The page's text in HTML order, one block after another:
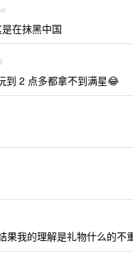
在抹黑中国
到 2 点多都拿不到满星😂
果我的理解是礼物什么的不